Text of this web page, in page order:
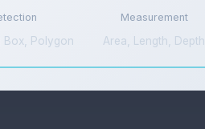
Box, Polygon
Measurement
Area, Length, Depth